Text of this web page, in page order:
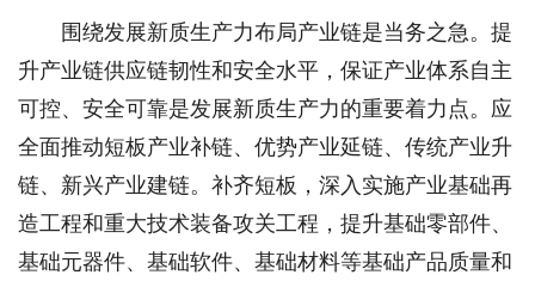
围绕发展新质生产力布局产业链是当务之急。提
升产业链供应链韧性和安全水平，保证产业体系自主
可控、安全可靠是发展新质生产力的重要着力点。应
全面推动短板产业补链、优势产业延链、传统产业升
链、新兴产业建链。补齐短板，深入实施产业基础再
造工程和重大技术装备攻关工程，提升基础零部件、
基础元器件、基础软件、基础材料等基础产品质量和